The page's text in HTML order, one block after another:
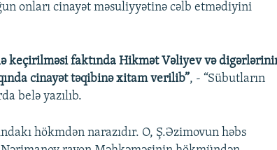
onları cinayət məsuliyyətinə cəlb etmədiyini
keçirilməsi faktında Hikmət Vəliyev və
cinayət təqibinə xitam verilib”, - “Sübutların
belə yazılıb.
hökmdən narazıdır. O, Ş.Əzimovun həbs